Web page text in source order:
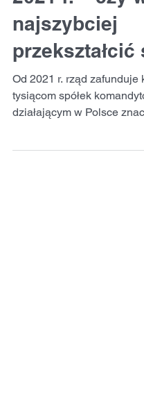
2021 r. – czy
najszybciej
przekształcić
Od 2021 r. rząd zafunduje
tysiącom spółek
podatkową. Po objęciu